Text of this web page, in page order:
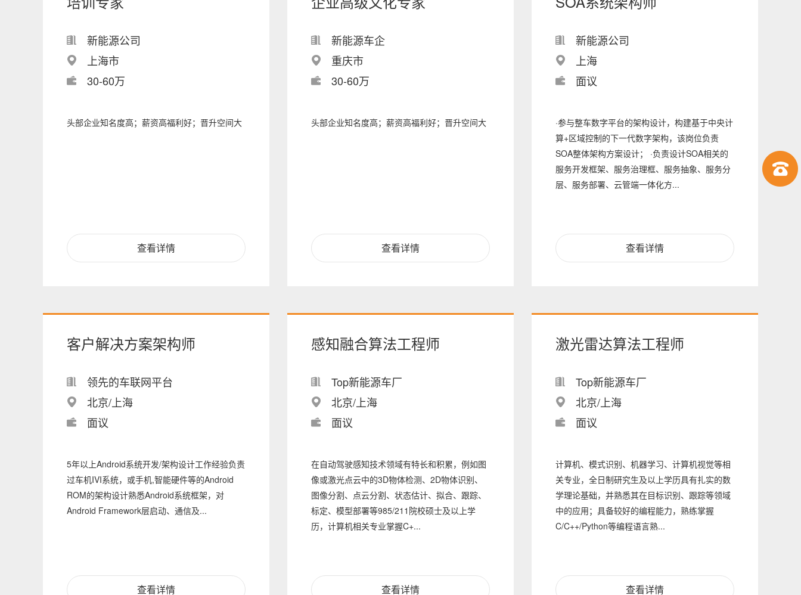
新能源公司
上海市
30-60万
头部企业知名度高；薪资高福利好；晋升空间大
查看详情
新能源车企
重庆市
30-60万
头部企业知名度高；薪资高福利好；晋升空间大
查看详情
新能源公司
上海
面议
·参与整车数字平台的架构设计，构建基于中央计
算+区域控制的下一代数字架构，该岗位负责
SOA整体架构方案设计； ·负责设计SOA相关的
服务开发框架、服务治理框、服务抽象、服务分
层、服务部署、云管端一体化方...
查看详情
客户解决方案架构师
领先的车联网平台
北京/上海
面议
5年以上Android系统开发/架构设计工作经验负责
过车机IVI系统，或手机,智能硬件等的Android
ROM的架构设计熟悉Android系统框架，对
Android Framework层启动、通信及...
查看详情
感知融合算法工程师
Top新能源车厂
北京/上海
面议
在自动驾驶感知技术领域有特长和积累，例如图
像或激光点云中的3D物体检测、2D物体识别、
图像分割、点云分割、状态估计、拟合、跟踪、
标定、模型部署等985/211院校硕士及以上学
历，计算机相关专业掌握C+...
查看详情
激光雷达算法工程师
Top新能源车厂
北京/上海
面议
计算机、模式识别、机器学习、计算机视觉等相
关专业，全日制研究生及以上学历具有扎实的数
学理论基础，并熟悉其在目标识别、跟踪等领域
中的应用；具备较好的编程能力，熟练掌握
C/C++/Python等编程语言熟...
查看详情